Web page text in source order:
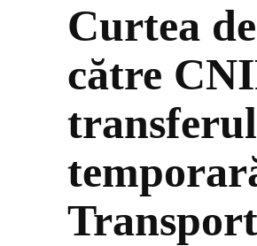
Curtea
către